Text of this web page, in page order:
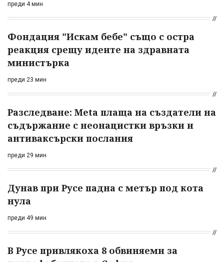
преди 4 мин
Фондация "Искам бебе" също с остра
реакция срещу идеите на здравната
министърка
преди 23 мин
Разследване: Meta плаща на създатели на
съдържание с неонацистки връзки и
антиваксърски послания
преди 29 мин
Дунав при Русе падна с метър под кота
нула
преди 49 мин
В Русе привлякоха 8 обвиняеми за